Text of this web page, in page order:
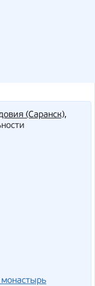
(Саранск),